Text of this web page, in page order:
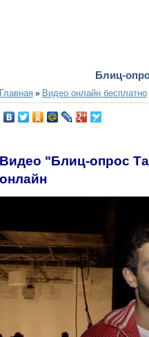
Блиц-
Главная» Видео онлайн бесплатно
Видео "Блиц-опрос
онлайн